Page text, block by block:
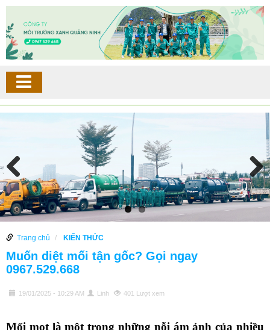
Trang chủ KIẾN THỨC
Muốn diệt mối tận gốc? Gọi ngay
0967.529.668
19/01/2025 - 10:29 AM Linh 401 Lượt xem
Mối mọt là một trong những nỗi ám ảnh của nhiều